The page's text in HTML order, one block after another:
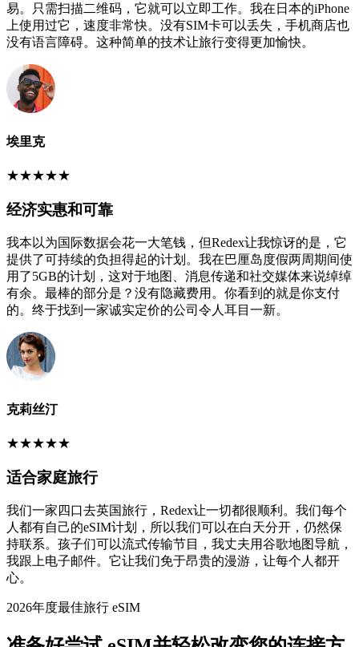
易。只需扫描二维码，它就可以立即工作。我在日本的iPhone
上使用过它，速度非常快。没有SIM卡可以丢失，手机商店也
没有语言障碍。这种简单的技术让旅行变得更加愉快。
埃里克
★★★★★
经济实惠和可靠
我本以为国际数据会花一大笔钱，但Redex让我惊讶的是，它
提供了可持续的负担得起的计划。我在巴厘岛度假两周期间使
用了5GB的计划，这对于地图、消息传递和社交媒体来说绰绰
有余。最棒的部分是？没有隐藏费用。你看到的就是你支付
的。终于找到一家诚实定价的公司令人耳目一新。
克莉丝汀
★★★★★
适合家庭旅行
我们一家四口去英国旅行，Redex让一切都很顺利。我们每个
人都有自己的eSIM计划，所以我们可以在白天分开，仍然保
持联系。孩子们可以流式传输节目，我丈夫用谷歌地图导航，
我跟上电子邮件。它让我们免于昂贵的漫游，让每个人都开
心。
2026年度最佳旅行 eSIM